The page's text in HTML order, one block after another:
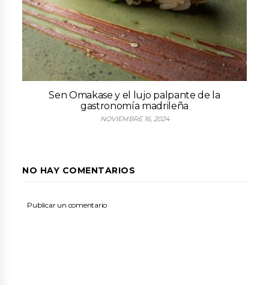
Sen Omakase y el lujo palpante de la
gastronomía madrileña
NOVIEMBRE 16, 2024
NO HAY COMENTARIOS
Publicar un comentario